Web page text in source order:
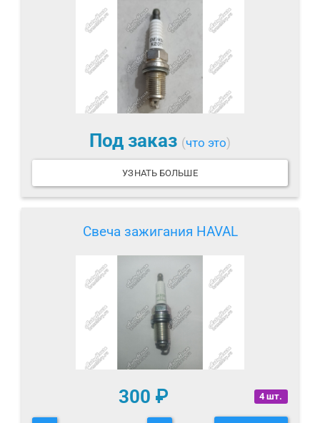
Под заказ (что это)
УЗНАТЬ БОЛЬШЕ
Свеча зажигания HAVAL
4 шт.
300 ₽